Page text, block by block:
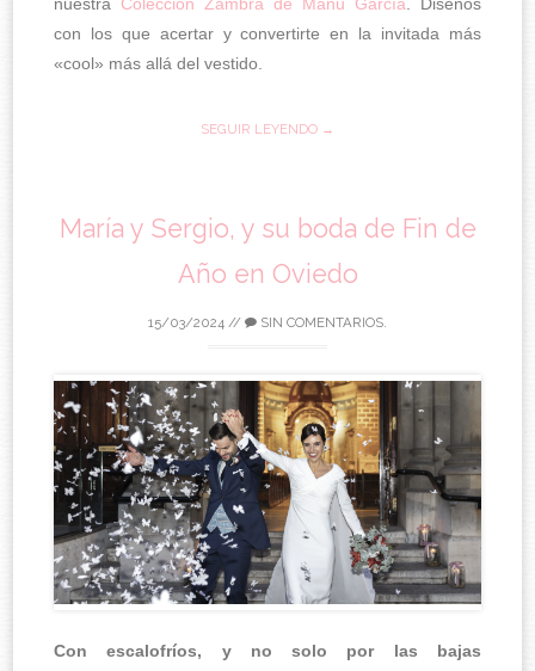
con los que acertar y convertirte en la invitada más
«cool» más allá del vestido.
SEGUIR LEYENDO →
María y Sergio, y su boda de Fin de
Año en Oviedo
15/03/2024 // SIN COMENTARIOS.
Con escalofríos, y no solo por las bajas